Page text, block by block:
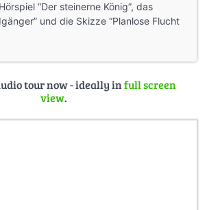
“Der steinerne König”, das
und die Skizze “Planlose Flucht
tour now - ideally infull screen
view.